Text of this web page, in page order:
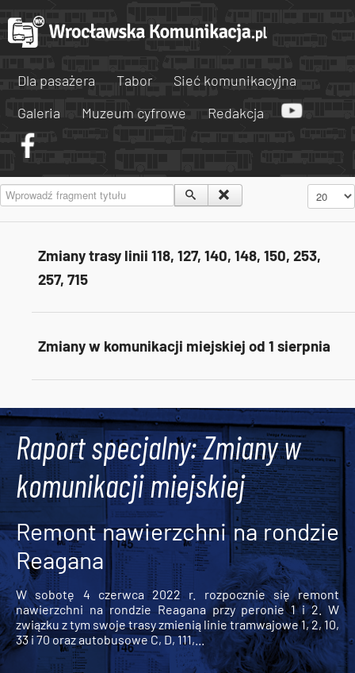
Dla pasażera Tabor
Sieć komunikacyjna
Galeria
Muzeum cyfrowe Redakcja
Wprowadź fragment tytułu Pokaż #
Zmiany trasy linii 118, 127, 140, 148, 150, 253,
257, 715
Zmiany w komunikacji miejskiej od 1 sierpnia
Raport specjalny: Zmiany w
komunikacji miejskiej
Remont nawierzchni na rondzie
Reagana
W sobotę 4 czerwca 2022 r. rozpocznie się remont
nawierzchni na rondzie Reagana przy peronie 1 i 2. W
związku z tym swoje trasy zmienią linie tramwajowe 1, 2, 10,
33 i 70 oraz autobusowe C, D, 111,...